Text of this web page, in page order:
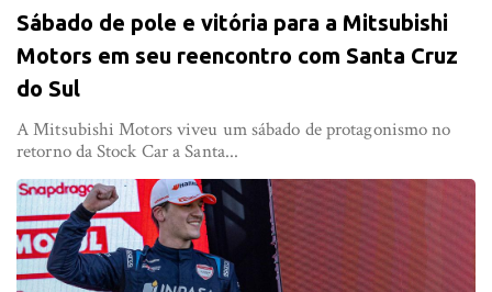
Sábado de pole e vitória para a Mitsubishi
Motors em seu reencontro com Santa Cruz
do Sul
A Mitsubishi Motors viveu um sábado de protagonismo no
retorno da Stock Car a Santa...